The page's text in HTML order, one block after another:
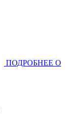
ПОДРОБНЕЕ О